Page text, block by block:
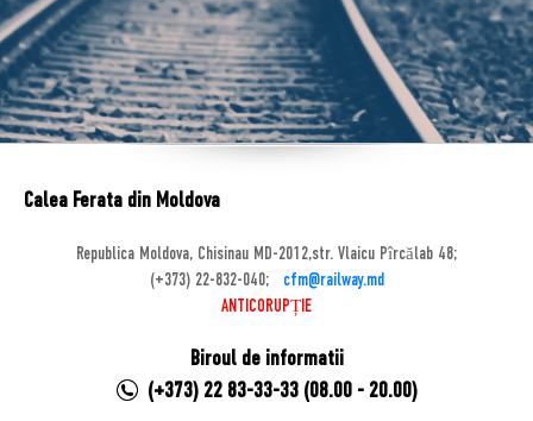
Calea Ferata din Moldova
Republica Moldova, Chisinau MD-2012,str. Vlaicu Pîrcălab 48;
(+373) 22-832-040;
cfm@railway.md
ANTICORUPȚIE
Biroul de informatii
(+373) 22 83-33-33 (08.00 - 20.00)